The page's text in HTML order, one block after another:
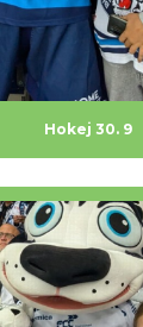
Hokej 30. 9